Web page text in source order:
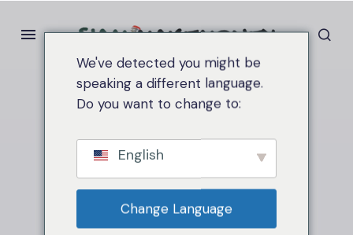
家 Gmail
Gmail
We've detected you might be
speaking a different language.
Do you want to change to:
English
Change Language